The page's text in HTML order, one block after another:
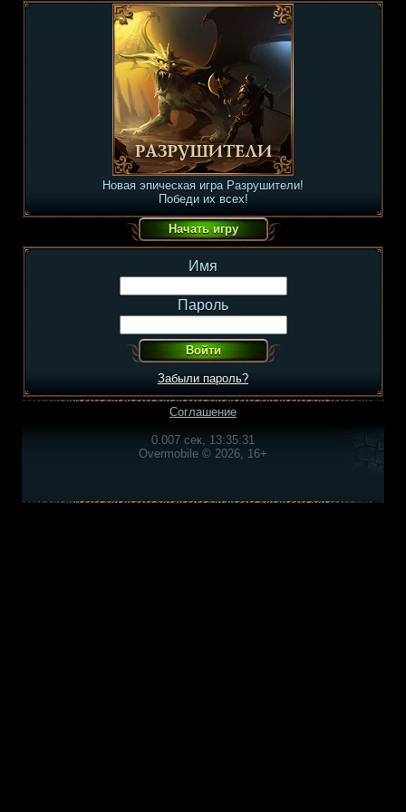
Новая эпическая игра Разрушители!
Победи их всех!
Имя
Пароль
Забыли пароль?
Соглашение
0.007 сек, 13:35:31
Overmobile © 2026, 16+